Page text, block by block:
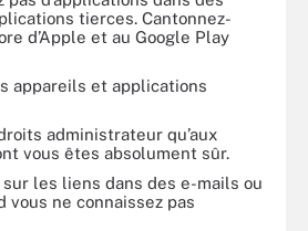
tierces. Cantonnez-
d’Apple et au Google Play
appareils et applications
administrateur qu’aux
vous êtes absolument sûr.
les liens dans des e-mails ou
vous ne connaissez pas